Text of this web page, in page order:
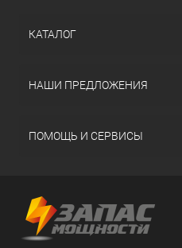
КАТАЛОГ
НАШИ ПРЕДЛОЖЕНИЯ
ПОМОЩЬ И СЕРВИСЫ